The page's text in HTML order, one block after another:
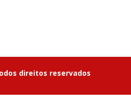
direitos reservados